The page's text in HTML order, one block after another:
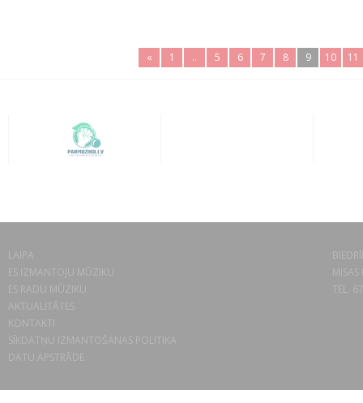
« 1 .. 5 6 7 8 9 10 11
LAIPA
ES IZMANTOJU MŪZIKU
ES RADU MŪZIKU
AKTUALITĀTES
KONTAKTI
SĪKDATŅU IZMANTOŠANAS POLITIKA
DATU APSTRĀDE
TEL.